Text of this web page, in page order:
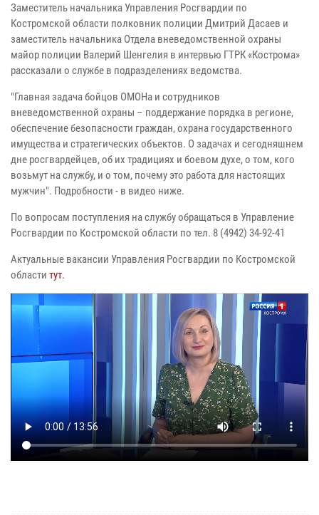
Заместитель начальника Управления Росгвардии по
Костромской области полковник полиции Дмитрий Дасаев и
заместитель начальника Отдела вневедомственной охраны
майор полиции Валерий Шенгелия в интервью ГТРК «Кострома»
рассказали о службе в подразделениях ведомства.
"Главная задача бойцов ОМОНа и сотрудников
вневедомственной охраны – поддержание порядка в регионе,
обеспечение безопасности граждан, охрана государственного
имущества и стратегических объектов. О задачах и сегодняшнем
дне росгвардейцев, об их традициях и боевом духе, о том, кого
возьмут на службу, и о том, почему это работа для настоящих
мужчин". Подробности - в видео ниже.
По вопросам поступления на службу обращаться в Управление
Росгвардии по Костромской области по тел. 8 (4942) 34-92-41
Актуальные вакансии Управления Росгвардии по Костромской
области тут.